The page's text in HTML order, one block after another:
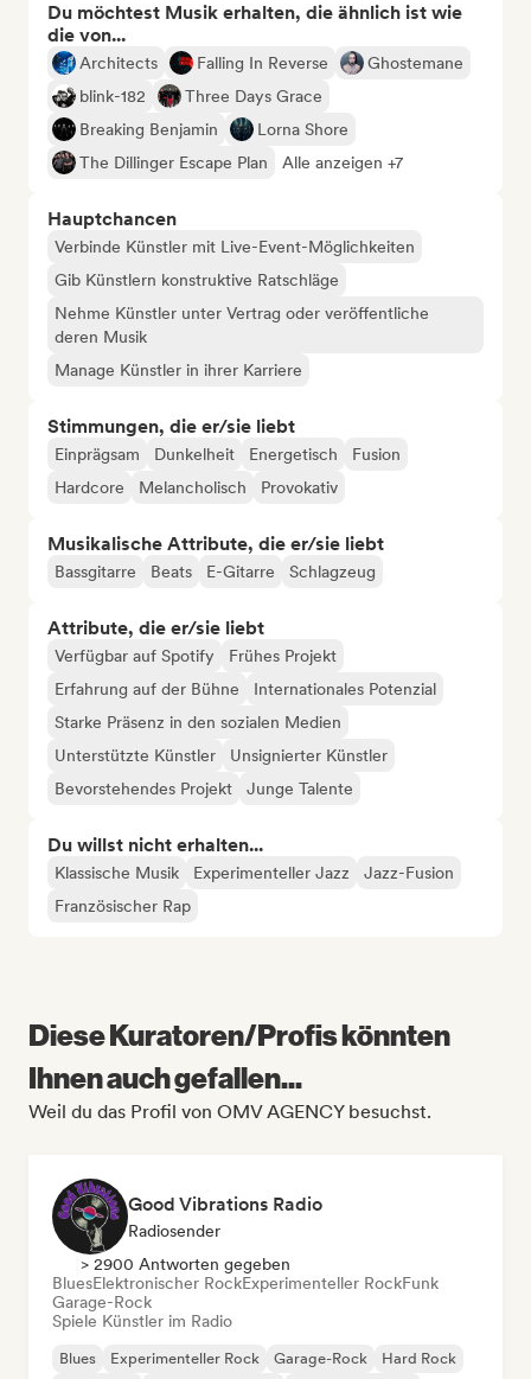
Du möchtest Musik erhalten, die ähnlich ist wie
die von...
Architects Falling In Reverse
Ghostemane
blink-182
Three Days Grace
Breaking Benjamin
Lorna Shore
The Dillinger Escape Plan
Alle anzeigen +7
Hauptchancen
Verbinde Künstler mit Live-Event-Möglichkeiten
Gib Künstlern konstruktive Ratschläge
Nehme Künstler unter Vertrag oder veröffentliche
deren Musik
Manage Künstler in ihrer Karriere
Stimmungen, die er/sie liebt
Einprägsam Dunkelheit Energetisch
Fusion
Hardcore
Melancholisch Provokativ
Musikalische Attribute, die er/sie liebt
Bassgitarre Beats E-Gitarre Schlagzeug
Attribute, die er/sie liebt
Verfügbar auf Spotify
Frühes Projekt
Erfahrung auf der Bühne
Internationales Potenzial
Starke Präsenz in den sozialen Medien
Unterstützte Künstler
Unsignierter Künstler
Bevorstehendes Projekt
Junge Talente
Du willst nicht erhalten...
Klassische Musik Experimenteller Jazz
Jazz-Fusion
Französischer Rap
Diese Kuratoren/Profis könnten
Ihnen auch gefallen...
Weil du das Profil von OMV AGENCY besuchst.
Good Vibrations Radio
Radiosender
> 2900 Antworten gegeben
BluesElektronischer RockExperimenteller RockFunk
Garage-Rock
Spiele Künstler im Radio
Blues Experimenteller Rock Garage-Rock
Hard Rock